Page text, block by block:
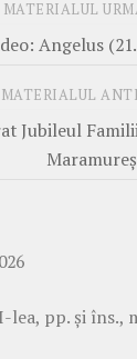
MATERIALUL
Angelus
MATERIALUL
Jubileul
Maramureș
lea, pp. şi îns.,